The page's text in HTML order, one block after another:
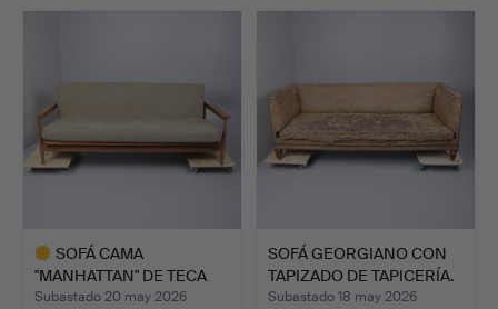
Young's
Auctions
SOFÁ CAMA
"MANHATTAN" DE TECA
DE GUY ROGER…
Subastado 20 may 2026
SOFÁ GEORGIANO CON
TAPIZADO DE TAPICERÍA.
Subastado 18 may 2026